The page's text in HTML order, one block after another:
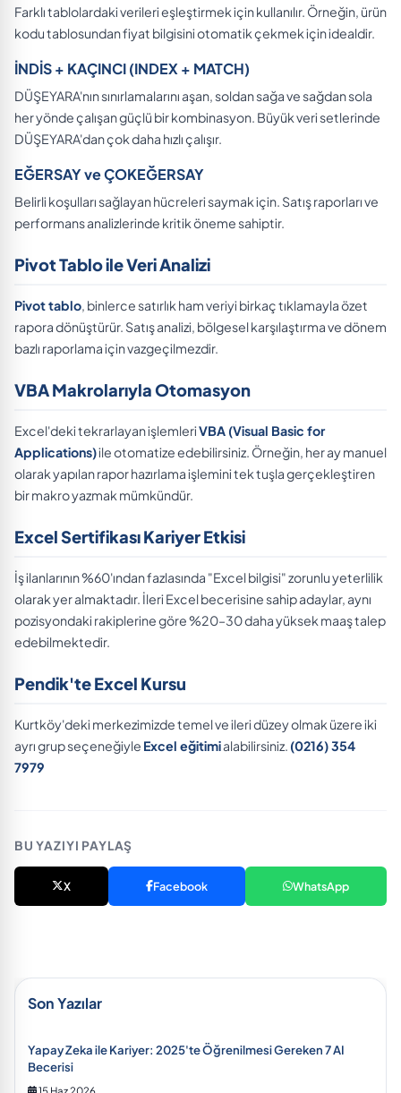
Farklı tablolardaki verileri eşleştirmek için kullanılır. Örneğin, ürün
kodu tablosundan fiyat bilgisini otomatik çekmek için idealdir.
İNDİS + KAÇINCI (INDEX + MATCH)
DÜŞEYARA'nın sınırlamalarını aşan, soldan sağa ve sağdan sola
her yönde çalışan güçlü bir kombinasyon. Büyük veri setlerinde
DÜŞEYARA'dan çok daha hızlı çalışır.
EĞERSAY ve ÇOKEĞERSAY
Belirli koşulları sağlayan hücreleri saymak için. Satış raporları ve
performans analizlerinde kritik öneme sahiptir.
Pivot Tablo ile Veri Analizi
Pivot tablo, binlerce satırlık ham veriyi birkaç tıklamayla özet
rapora dönüştürür. Satış analizi, bölgesel karşılaştırma ve dönem
bazlı raporlama için vazgeçilmezdir.
VBA Makrolarıyla Otomasyon
Excel'deki tekrarlayan işlemleriVBA (Visual Basic for
Applications)ile otomatize edebilirsiniz. Örneğin, her ay manuel
olarak yapılan rapor hazırlama işlemini tek tuşla gerçekleştiren
bir makro yazmak mümkündür.
Excel Sertifikası Kariyer Etkisi
İş ilanlarının %60'ından fazlasında "Excel bilgisi" zorunlu yeterlilik
olarak yer almaktadır. İleri Excel becerisine sahip adaylar, aynı
pozisyondaki rakiplerine göre %20–30 daha yüksek maaş talep
edebilmektedir.
Pendik'te Excel Kursu
Kurtköy'deki merkezimizde temel ve ileri düzey olmak üzere iki
ayrı grup seçeneğiyle Excel eğitimialabilirsiniz. (0216) 354
7979
BU YAZIYI PAYLAŞ
X Facebook WhatsApp
Son Yazılar
Yapay Zeka ile Kariyer: 2025'te Öğrenilmesi Gereken 7 AI
Becerisi